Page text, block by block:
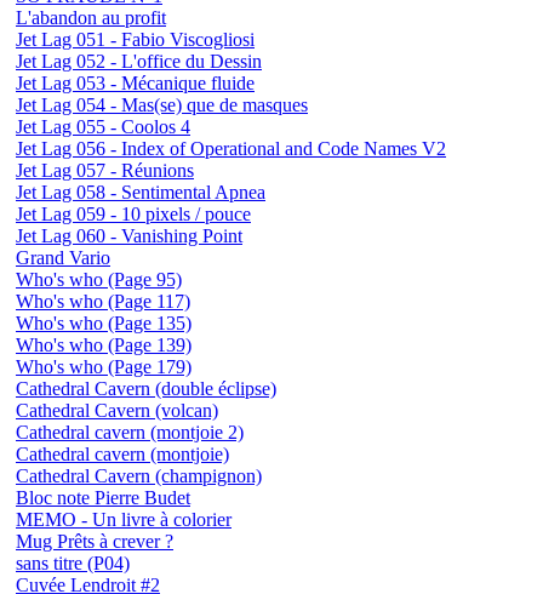
L'abandon au profit
Jet Lag 051 - Fabio Viscogliosi
Jet Lag 052 - L'office du Dessin
Jet Lag 053 - Mécanique fluide
Jet Lag 054 - Mas(se) que de masques
Jet Lag 055 - Coolos 4
Jet Lag 056 - Index of Operational and Code Names V2
Jet Lag 057 - Réunions
Jet Lag 058 - Sentimental Apnea
Jet Lag 059 - 10 pixels / pouce
Jet Lag 060 - Vanishing Point
Grand Vario
Who's who (Page 95)
Who's who (Page 117)
Who's who (Page 135)
Who's who (Page 139)
Who's who (Page 179)
Cathedral Cavern (double éclipse)
Cathedral Cavern (volcan)
Cathedral cavern (montjoie 2)
Cathedral cavern (montjoie)
Cathedral Cavern (champignon)
Bloc note Pierre Budet
MEMO - Un livre à colorier
Mug Prêts à crever ?
sans titre (P04)
Cuvée Lendroit #2